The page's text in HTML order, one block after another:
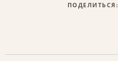
ПОДЕЛИТЬСЯ: